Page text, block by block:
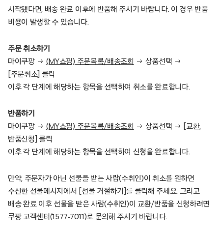
시작됐다면, 배송 완료 이후에 반품해 주시기 바랍니다. 이 경우 반품
비용이 발생할 수 있습니다.
주문 취소하기
마이쿠팡 → (MY쇼핑) 주문목록/배송조회
→ 상품선택 →
[주문취소] 클릭
이후 각 단계에 해당하는 항목을 선택하여 취소를 완료합니다.
반품하기
마이쿠팡 → (MY쇼핑) 주문목록/배송조회
→ 상품선택 → [교환,
반품신청] 클릭
이후 각 단계에 해당하는 항목을 선택하여 신청을 완료합니다.
만약, 주문자가 아닌 선물을 받는 사람(수취인)이 취소를 원하면
수신한 선물메시지에서 [선물 거절하기]를 클릭해 주세요. 그리고
배송 완료 이후 선물을 받은 사람(수취인)이 교환/반품을 신청하려면
쿠팡 고객센터(1577-7011)로 문의해 주시기 바랍니다.